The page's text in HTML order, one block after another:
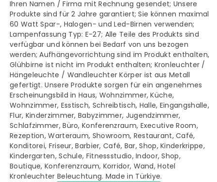
Ihren Namen / Firma mit Rechnung gesendet; Unsere
Produkte sind für 2 Jahre garantiert; Sie können maximal
60 Watt Spar-, Halogen- und Led-Birnen verwenden;
Lampenfassung Typ: E-27; Alle Teile des Produkts sind
verfügbar und können bei Bedarf von uns bezogen
werden; Aufhängevorrichtung sind im Produkt enthalten,
Glühbirne ist nicht im Produkt enthalten; Kronleuchter /
Hängeleuchte / Wandleuchter Körper ist aus Metall
gefertigt. Unsere Produkte sorgen für ein angenehmes
Erscheinungsbild in Haus, Wohnzimmer, Küche,
Wohnzimmer, Esstisch, Schreibtisch, Halle, Eingangshalle,
Flur, Kinderzimmer, Babyzimmer, Jugendzimmer,
Schlafzimmer, Büro, Konferenzraum, Executive Room,
Rezeption, Warteraum, Showroom, Restaurant, Café,
Konditorei, Friseur, Barbier, Café, Bar, Shop, Kinderkrippe,
Kindergarten, Schule, Fitnessstudio, Indoor, Shop,
Boutique, Konferenzraum, Korridor, Wand, Hotel
Kronleuchter Beleuchtung. Made in Türkiye.